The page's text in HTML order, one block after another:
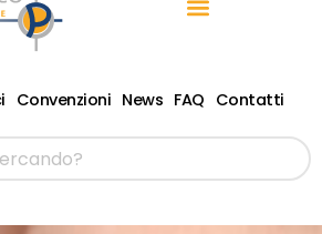
Convenzioni News FAQ Contatti